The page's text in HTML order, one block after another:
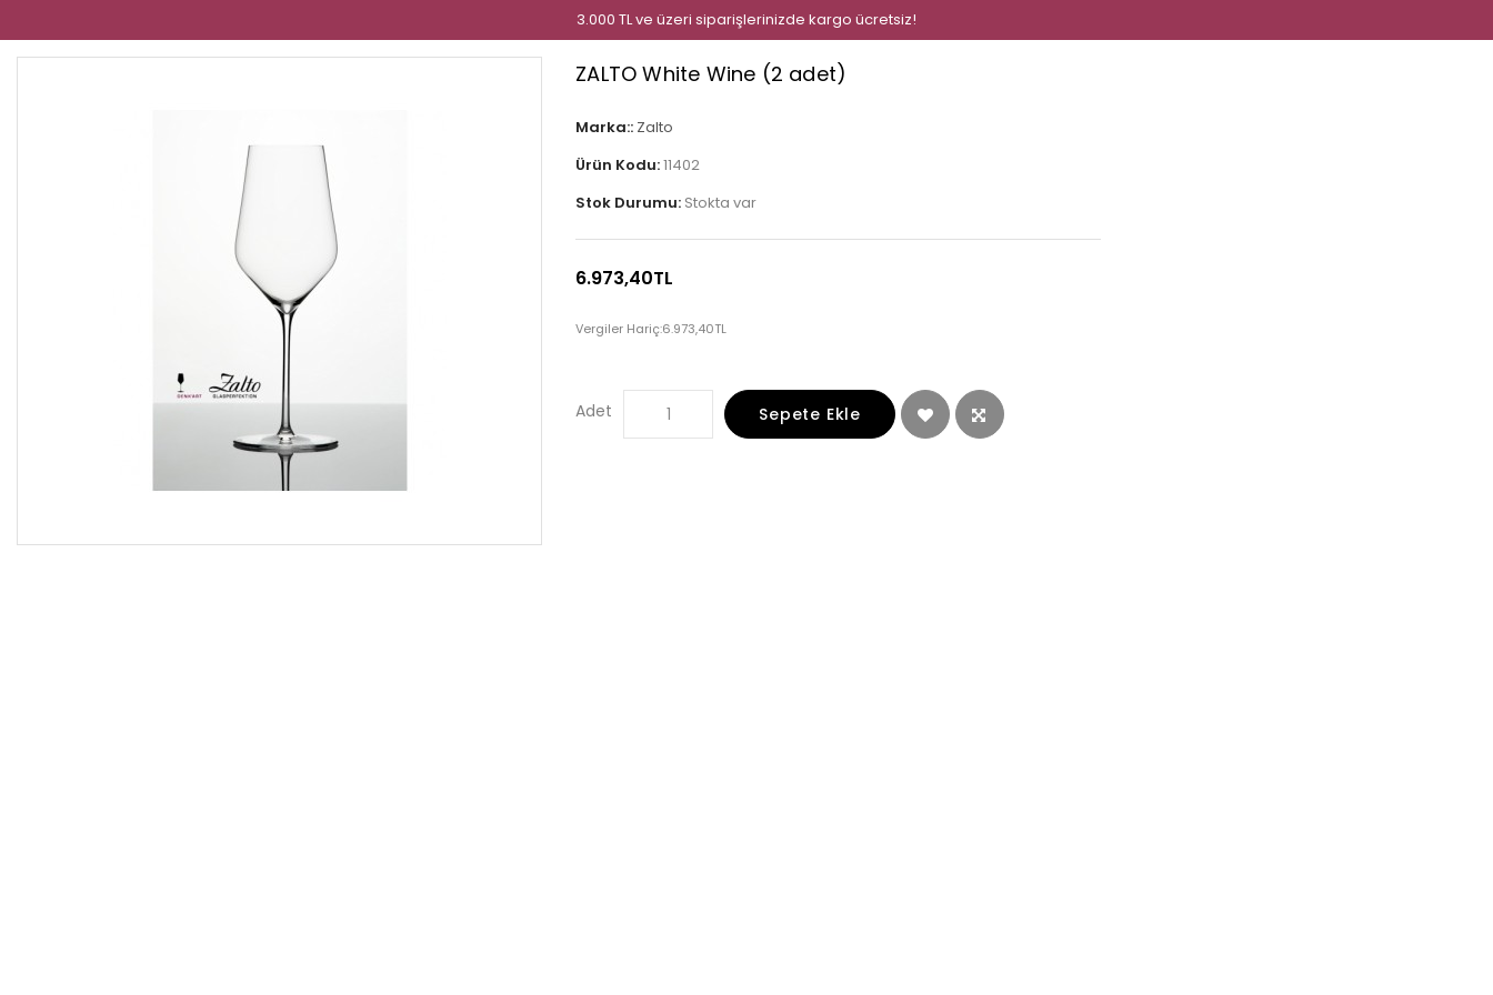
3.000 TL ve üzeri siparişlerinizde kargo ücretsiz!
ZALTO White Wine (2 adet)
Marka:: Zalto
Ürün Kodu:11402
Stok Durumu: Stokta var
6.973,40TL
Vergiler Hariç:6.973,40TL
Adet Sepete Ekle